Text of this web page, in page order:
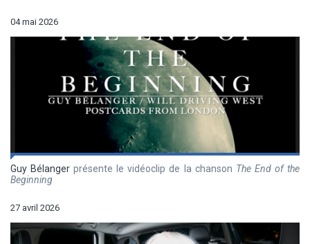
04 mai 2026
Guy Bélanger présente le vidéoclip de la chanson The End of the
Beginning
27 avril 2026